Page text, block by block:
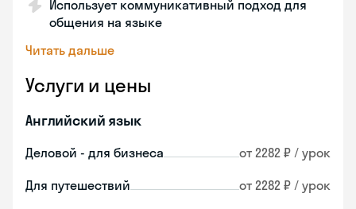
Использует коммуникативный подход для
общения на языке
Читать дальше
Услуги и цены
Английский язык
Деловой - для бизнеса от 2282 ₽ / урок
Для путешествий от 2282 ₽ / урок